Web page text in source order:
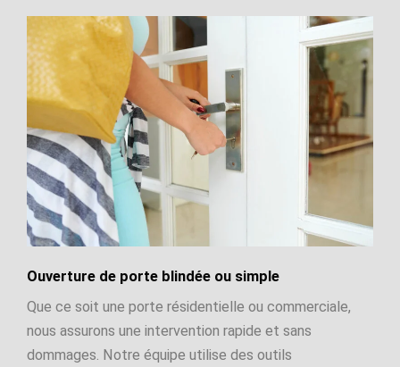
Ouverture de porte blindée ou simple
Que ce soit une porte résidentielle ou commerciale,
nous assurons une intervention rapide et sans
dommages. Notre équipe utilise des outils